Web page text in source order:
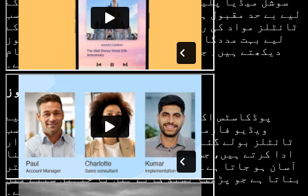
لیے بے حد مقبول ہیں۔ سوشل میڈیا ویڈیوز میں آٹو سب
ٹائٹلز مواد کی رسائی بڑھاتے ہیں اور اُن ناظرین کے
لیے بہت مددگار ہوتے ہیں جو بغیر آواز کے ویڈیوز
دیکھتے ہیں، جو کہ سوشل میڈیا اسکرولنگ میں عام
ہے۔
پوڈکاسٹ ویڈیوز
پوڈکاسٹس اکثر یوٹیوب جیسے پلیٹ فارمز کے لیے
ویڈیو فارمیٹ میں تبدیل کیے جاتے ہیں۔ آٹو سب
ٹائٹلز بولے گئے مواد کو متن میں بدل کر اہم کردار
ادا کرتے ہیں، جس سے ناظرین کے لیے ساتھ ساتھ چلنا
آسان ہو جاتا ہے۔ یہ اُن افراد کے لیے رسائی کو بہتر
بناتا ہے جو پڑھنا پسند کرتے ہیں یا جنہیں سننے میں